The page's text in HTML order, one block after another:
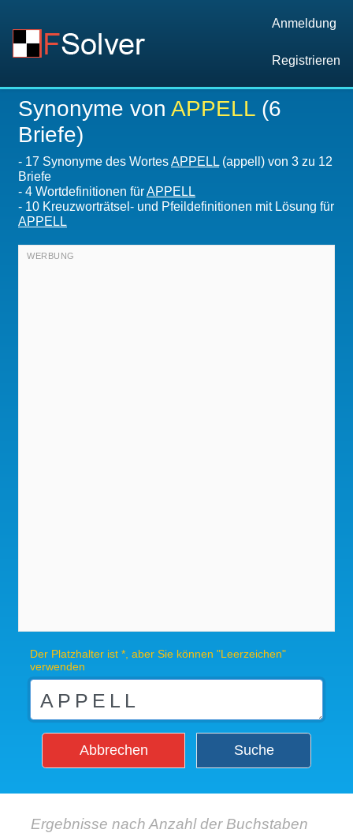
Anmeldung
Registrieren
Synonyme von APPELL (6
Briefe)
- 17 Synonyme des WortesAPPELL (appell) von 3 zu 12
Briefe
- 4 Wortdefinitionen fürAPPELL
- 10 Kreuzworträtsel- und Pfeildefinitionen mit Lösung für
APPELL
Der Platzhalter ist *, aber Sie können "Leerzeichen"
verwenden
Abbrechen Suche
Ergebnisse nach Anzahl der Buchstaben